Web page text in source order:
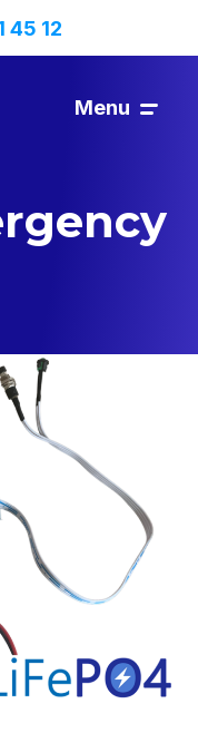
Menu
45 12